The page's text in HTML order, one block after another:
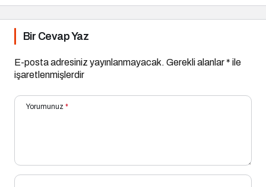
Bir Cevap Yaz
E-posta adresiniz yayınlanmayacak. Gerekli alanlar* ile
işaretlenmişlerdir
Yorumunuz *